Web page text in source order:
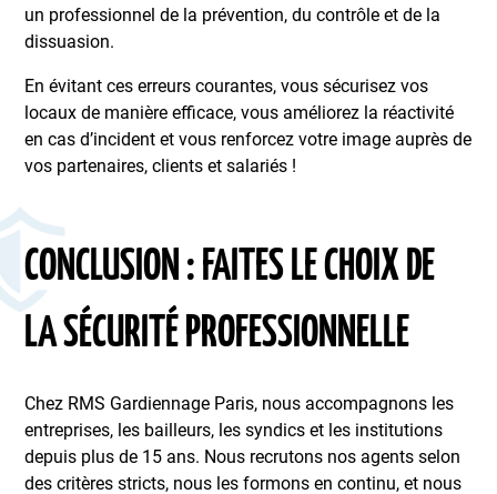
un professionnel de la prévention, du contrôle et de la
dissuasion.
En évitant ces erreurs courantes, vous sécurisez vos
locaux de manière efficace, vous améliorez la réactivité
en cas d’incident et vous renforcez votre image auprès de
vos partenaires, clients et salariés !
CONCLUSION : FAITES LE CHOIX DE
LA SÉCURITÉ PROFESSIONNELLE
Chez RMS Gardiennage Paris, nous accompagnons les
entreprises, les bailleurs, les syndics et les institutions
depuis plus de 15 ans. Nous recrutons nos agents selon
des critères stricts, nous les formons en continu, et nous